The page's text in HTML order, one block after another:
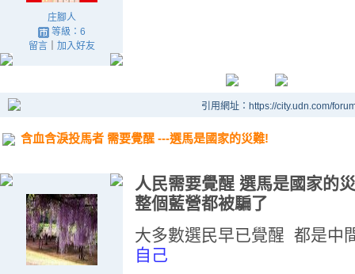
庄腳人
等級：6
留言｜ 加入好友
引用網址：https://city.udn.com/
含血含淚投馬者 需要覺醒 ---選馬是國家的災難!
人民需要覺醒 選馬是國家的
整個藍營都被騙了
大多數選民早已覺醒 都是中
自己